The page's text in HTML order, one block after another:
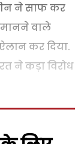
ने साफ कर
मानने वाले
कर दिया.
ने कड़ा विरोध